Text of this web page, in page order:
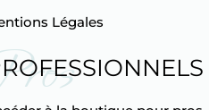
Légales